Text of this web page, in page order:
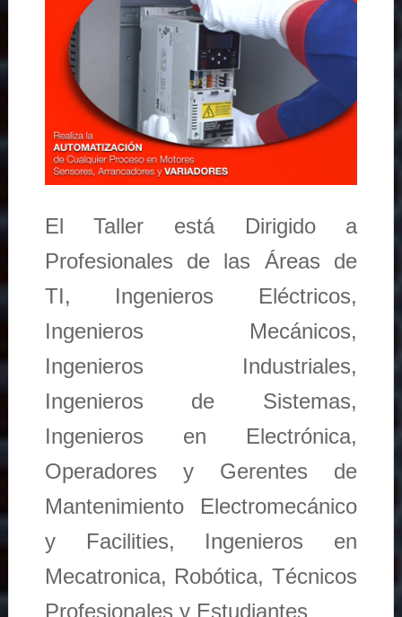
El Taller está Dirigido a
Profesionales de las Áreas de
TI, Ingenieros Eléctricos,
Ingenieros Mecánicos,
Ingenieros Industriales,
Ingenieros de Sistemas,
Ingenieros en Electrónica,
Operadores y Gerentes de
Mantenimiento Electromecánico
y Facilities, Ingenieros en
Mecatronica, Robótica, Técnicos
Profesionales y Estudiantes